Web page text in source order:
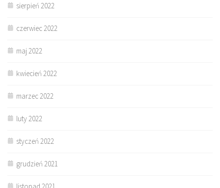
sierpień 2022
czerwiec 2022
maj 2022
kwiecień 2022
marzec 2022
luty 2022
styczeń 2022
grudzień 2021
listopad 2021